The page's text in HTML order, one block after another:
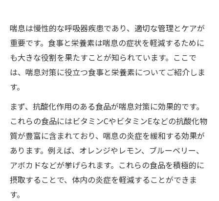
喘息は慢性的な呼吸器疾患であり、適切な管理とケアが
重要です。食事と栄養素は喘息の症状を軽減するために
も大きな役割を果たすことが知られています。ここで
は、喘息対策に役立つ食事と栄養素についてご紹介しま
す。
まず、抗酸化作用のある食品が喘息対策に効果的です。
これらの食品にはビタミンCやビタミンEなどの抗酸化物
質が豊富に含まれており、喘息の炎症を緩和する効果が
あります。例えば、オレンジやレモン、ブルーベリー、
アボカドなどが挙げられます。これらの食品を積極的に
摂取することで、体内の炎症を軽減することができま
す。